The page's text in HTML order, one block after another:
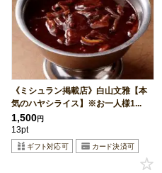
《ミシュラン掲載店》白山文雅【本
気のハヤシライス】※お一人様1...
1,500円
13pt